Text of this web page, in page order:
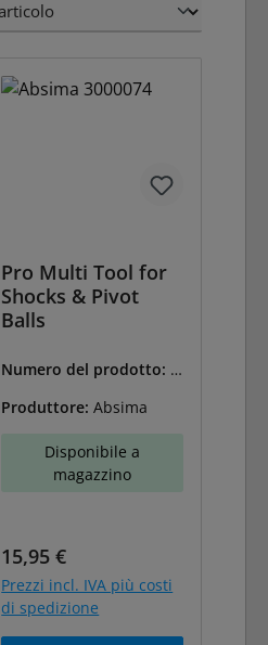
Pro Multi Tool for
Shocks & Pivot
Balls
Numero del prodotto: A
Produttore:Absima
Disponibile a
magazzino
Prezzo normale:
15,95 €
Prezzi incl. IVA più costi
di spedizione